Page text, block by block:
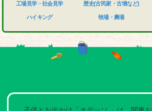
工場見学・社会見学
ハイキング
歴史(古民家・古墳など)
牧場・農場